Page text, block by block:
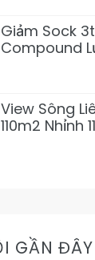
Giảm Sock
Compound
View Sông
110m2 Nhỉnh
GẦN ĐÂY